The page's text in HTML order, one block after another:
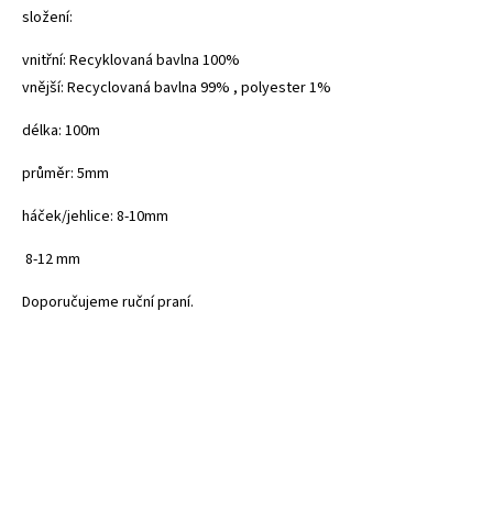
složení:
vnitřní: Recyklovaná bavlna 100%
vnější: Recyclovaná bavlna 99% , polyester 1%
délka: 100m
průměr: 5mm
háček/jehlice: 8-10mm
8-12 mm
Doporučujeme ruční praní.